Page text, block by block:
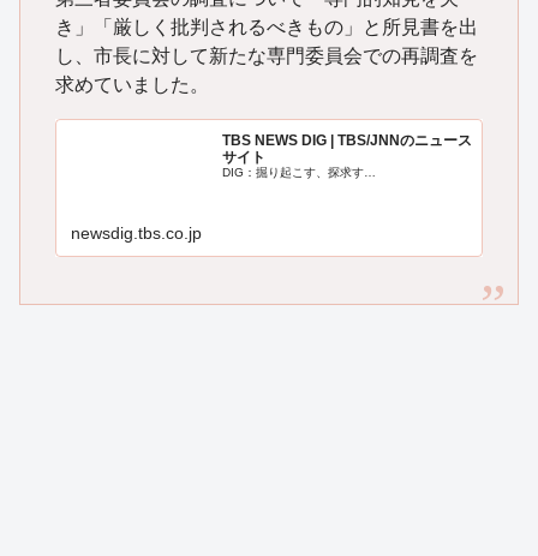
き」「厳しく批判されるべきもの」と所見書を出
し、市長に対して新たな専門委員会での再調査を
求めていました。
TBS NEWS DIG | TBS/JNNのニュース
サイト
DIG：掘り起こす、探求す…
newsdig.tbs.co.jp